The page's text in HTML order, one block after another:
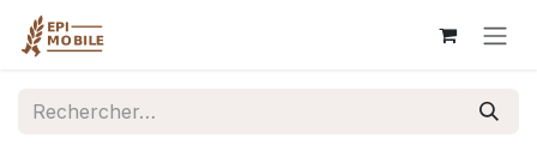
Se rendre au contenu